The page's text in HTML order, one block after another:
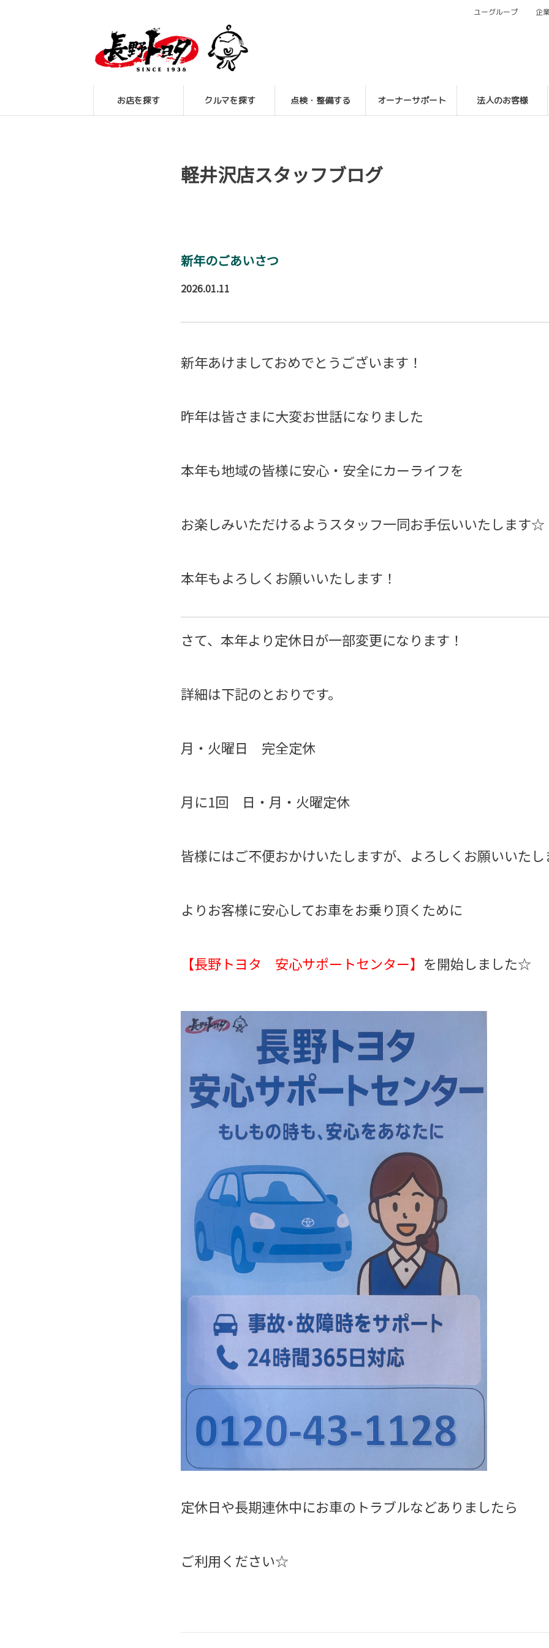
お店を探す クルマを探す 点検・整備する オーナーサポート 法人のお客様
ユーグループ 企
軽井沢店スタッフブログ
新年のごあいさつ
2026.01.11
新年あけましておめでとうございます！
昨年は皆さまに大変お世話になりました
本年も地域の皆様に安心・安全にカーライフを
お楽しみいただけるようスタッフ一同お手伝いいたします☆
本年もよろしくお願いいたします！
さて、本年より定休日が一部変更になります！
詳細は下記のとおりです。
月・火曜日 完全定休
月に1回 日・月・火曜定休
皆様にはご不便おかけいたしますが、よろしくお願いいたし
よりお客様に安心してお車をお乗り頂くために
【長野トヨタ 安心サポートセンター】 を開始しました☆
定休日や長期連休中にお車のトラブルなどありましたら
ご利用ください☆